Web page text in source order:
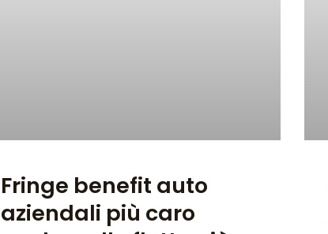
Fringe benefit auto
aziendali più caro